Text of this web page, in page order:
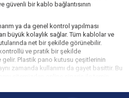
güvenli bir kablo bağlantısının
ya da genel kontrol yapılması
büyük kolaylık sağlar. Tüm kablolar ve
net bir şekilde görünebilir.
ve pratik bir şekilde
Plastik pano kutusu çeşitlerinin
zamanda kullanımı da gayet basittir. Bu